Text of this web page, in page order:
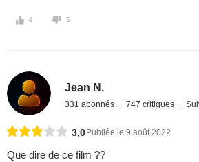
6 5
Jean N.
331 abonnés 747 critiques
3,0 Publiée le 9 août 2022
Que dire de ce film ??